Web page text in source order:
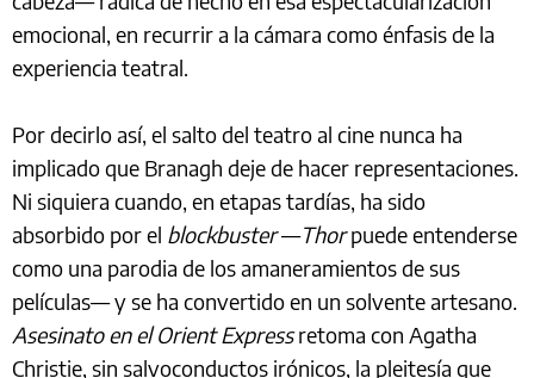
emocional, en recurrir a la cámara como énfasis de la
experiencia teatral.
Por decirlo así, el salto del teatro al cine nunca ha
implicado que Branagh deje de hacer representaciones.
Ni siquiera cuando, en etapas tardías, ha sido
absorbido por el blockbuster—Thorpuede entenderse
como una parodia de los amaneramientos de sus
películas— y se ha convertido en un solvente artesano.
Asesinato en el Orient Expressretoma con Agatha
Christie, sin salvoconductos irónicos, la pleitesía que